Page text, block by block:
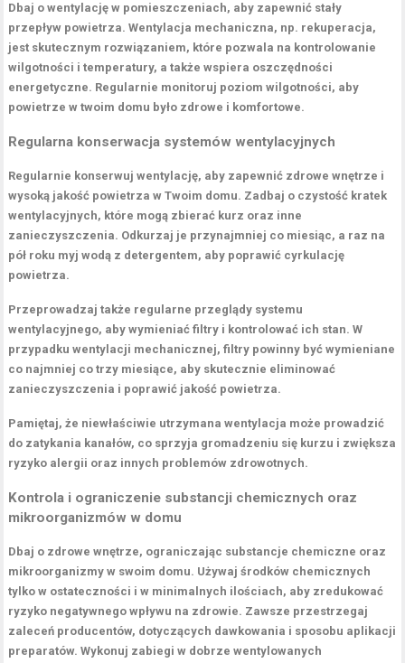
Dbaj owentylację w pomieszczeniach, aby zapewnić stały
przepływ powietrza. Wentylacja mechaniczna, np. rekuperacja,
jest skutecznym rozwiązaniem, które pozwala na kontrolowanie
wilgotności i temperatury, a także wspiera oszczędności
energetyczne. Regularnie monitoruj poziom wilgotności, aby
powietrze w twoim domu było zdrowe i komfortowe.
Regularna konserwacja systemów wentylacyjnych
Regularnie konserwuj wentylację, aby zapewnić zdrowe wnętrze i
wysoką jakość powietrza w Twoim domu. Zadbaj o czystość kratek
wentylacyjnych, które mogą zbierać kurz oraz inne
zanieczyszczenia. Odkurzaj je przynajmniej co miesiąc, a raz na
pół roku myj wodą z detergentem, aby poprawić cyrkulację
powietrza.
Przeprowadzaj także regularne przeglądy systemu
wentylacyjnego, aby wymieniać filtry i kontrolować ich stan. W
przypadku wentylacji mechanicznej, filtry powinny być wymieniane
co najmniej co trzy miesiące, aby skutecznie eliminować
zanieczyszczenia i poprawić jakość powietrza.
Pamiętaj, że niewłaściwie utrzymana wentylacja może prowadzić
do zatykania kanałów, co sprzyja gromadzeniu się kurzu i zwiększa
ryzyko alergii oraz innych problemów zdrowotnych.
Kontrola i ograniczenie substancji chemicznych oraz
mikroorganizmów w domu
Dbaj o zdrowe wnętrze, ograniczając substancje chemiczne oraz
mikroorganizmy w swoim domu. Używaj środków chemicznych
tylko w ostateczności i w minimalnych ilościach, aby zredukować
ryzyko negatywnego wpływu na zdrowie. Zawsze przestrzegaj
zaleceń producentów, dotyczących dawkowania i sposobu aplikacji
preparatów. Wykonuj zabiegi w dobrze wentylowanych